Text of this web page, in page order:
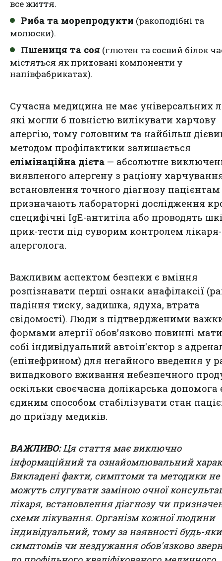
все життя.
Риба та морепродукти (ракоподібні та
молюски).
Пшениця та соя (глютен та соєвий білок
містяться як приховані компоненти у
напівфабрикатах).
Сучасна медицина не має універсальних
які могли б повністю вилікувати харчову
алергію, тому головним та найбільш
методом профілактики залишається
елімінаційна дієта — абсолютне
виявленого алергену з раціону
встановлення точного діагнозу пацієнтам
призначають лабораторні дослідження
специфічні IgE-антитіла або проводять
прик-тести під суворим контролем лікаря-
алерголога.
Важливим аспектом безпеки є вміння
розпізнавати перші ознаки анафілаксії
падіння тиску, задишка, ядуха, втрата
свідомості). Люди з підтвердженими
формами алергії обов'язково повинні
собі індивідуальний автоін'єктор з
(епінефрином) для негайного введення у
випадкового вживання небезпечного
оскільки своєчасна долікарська допомога
єдиним способом стабілізувати стан
до приїзду медиків.
ВАЖЛИВО:Ця стаття має виключно
інформаційний та ознайомлювальний
Викладені факти, симптоми та методики не
можуть слугувати заміною очної
лікаря, встановлення діагнозу чи
схеми лікування. Організм кожної людини
індивідуальний, тому за наявності будь-
симптомів чи нездужання обов'язково